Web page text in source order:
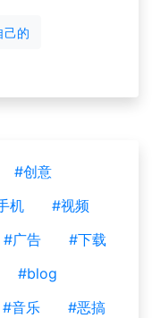
己的
#创意
机
#视频
#广告
#下载
#blog
#音乐
#恶搞